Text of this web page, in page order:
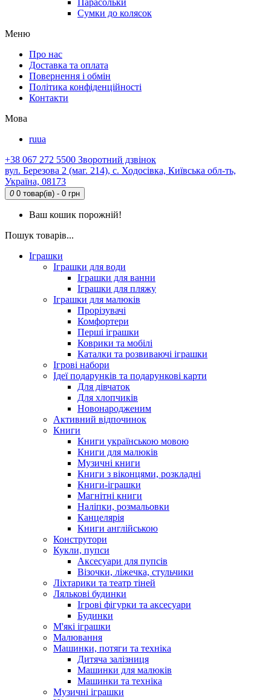
Парасольки
Сумки до колясок
Меню
Про нас
Доставка та оплата
Повернення і обмін
Політика конфіденційності
Контакти
Мова
ruua
+38 067 272 5500 Зворотний дзвінок
вул. Березова 2 (маг. 214), с. Ходосівка, Київська обл-ть,
Україна, 08173
0 0 товар(ів) - 0 грн
Ваш кошик порожній!
Пошук товарів...
Іграшки
Іграшки для води
Іграшки для ванни
Іграшки для пляжу
Іграшки для малюків
Прорізувачі
Комфортери
Перші іграшки
Коврики та мобілі
Каталки та розвиваючі іграшки
Ігрові набори
Ідеї ​​подарунків та подарункові карти
Для дівчаток
Для хлопчиків
Новонародженим
Активний відпочинок
Книги
Книги українською мовою
Книги для малюків
Музичні книги
Книги з віконцями, розкладні
Книги-іграшки
Магнітні книги
Наліпки, розмальовки
Канцелярія
Книги англійською
Конструтори
Кукли, пупси
Аксесуари для пупсів
Візочки, ліжечка, стульчики
Ліхтарики та театр тіней
Лялькові будинки
Ігрові фігурки та аксесуари
Будинки
М'які іграшки
Малювання
Машинки, потяги та техніка
Дитяча залізниця
Машинки для малюків
Машинки та техніка
Музичні іграшки